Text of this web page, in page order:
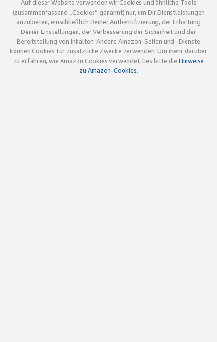
Auf dieser Website verwenden wir Cookies und ähnliche Tools
(zusammenfassend „Cookies“ genannt) nur, um Dir Dienstleistungen
anzubieten, einschließlich Deiner Authentifizierung, der Erhaltung
Deiner Einstellungen, der Verbesserung der Sicherheit und der
Bereitstellung von Inhalten. Andere Amazon-Seiten und -Dienste
können Cookies für zusätzliche Zwecke verwenden. Um mehr darüber
zu erfahren, wie Amazon Cookies verwendet, lies bitte die Hinweise
zu Amazon-Cookies.